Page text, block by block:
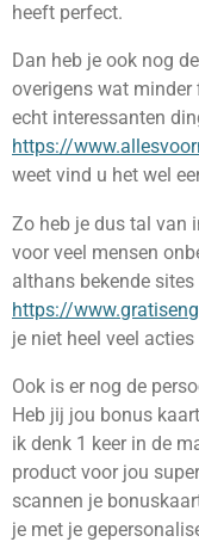
heeft perfect.
Dan heb je ook nog
overigens wat
echt interessanten
https://
weet vind u het wel
Zo heb je dus tal van
voor veel mensen
althans bekende sites
https://
je niet heel veel
Ook is er nog de
Heb jij jou bonus
ik denk 1 keer in de
product voor jou
scannen je
je met je